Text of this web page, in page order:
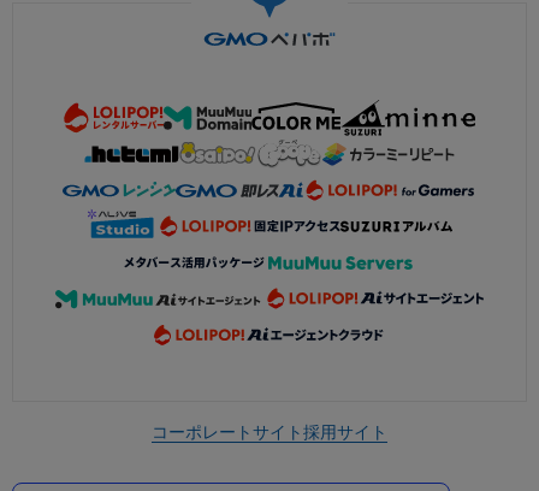
コーポレートサイト採用サイト